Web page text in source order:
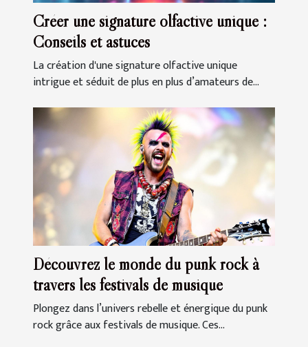
Créer une signature olfactive unique :
Conseils et astuces
La création d'une signature olfactive unique
intrigue et séduit de plus en plus d’amateurs de...
Découvrez le monde du punk rock à
travers les festivals de musique
Plongez dans l’univers rebelle et énergique du punk
rock grâce aux festivals de musique. Ces...